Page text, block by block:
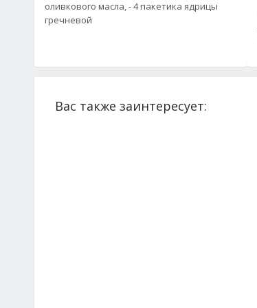
оливкового масла, - 4 пакетика ядрицы
гречневой
Вас также заинтересует: